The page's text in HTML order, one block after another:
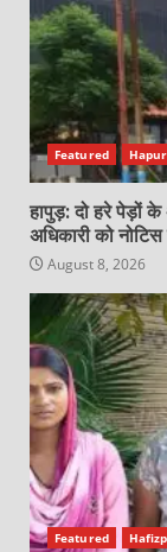
Featured
हापुड़: दो हरे पेड़ों
अधिकारी को नोटिस
August 8, 2026
Featured